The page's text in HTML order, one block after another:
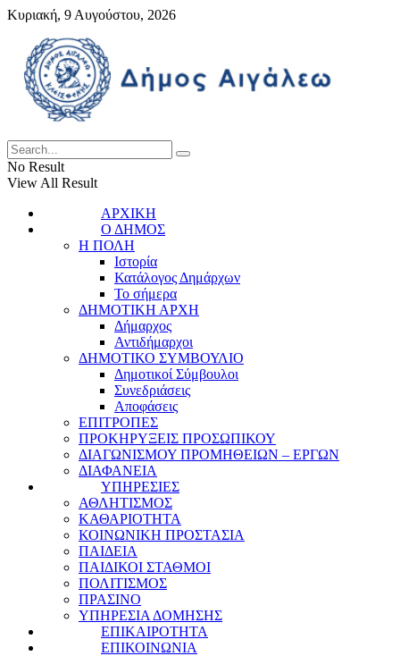
Κυριακή, 9 Αυγούστου, 2026
No Result
View All Result
ΑΡΧΙΚΗ
Ο ΔΗΜΟΣ
Η ΠΟΛΗ
Ιστορία
Κατάλογος Δημάρχων
Το σήμερα
ΔΗΜΟΤΙΚΗ ΑΡΧΗ
Δήμαρχος
Αντιδήμαρχοι
ΔΗΜΟΤΙΚΟ ΣΥΜΒΟΥΛΙΟ
Δημοτικοί Σύμβουλοι
Συνεδριάσεις
Αποφάσεις
ΕΠΙΤΡΟΠΕΣ
ΠΡΟΚΗΡΥΞΕΙΣ ΠΡΟΣΩΠΙΚΟΥ
ΔΙΑΓΩΝΙΣΜΟΥ ΠΡΟΜΗΘΕΙΩΝ – ΕΡΓΩΝ
ΔΙΑΦΑΝΕΙΑ
ΥΠΗΡΕΣΙΕΣ
ΑΘΛΗΤΙΣΜΟΣ
ΚΑΘΑΡΙΟΤΗΤΑ
ΚΟΙΝΩΝΙΚΗ ΠΡΟΣΤΑΣΙΑ
ΠΑΙΔΕΙΑ
ΠΑΙΔΙΚΟΙ ΣΤΑΘΜΟΙ
ΠΟΛΙΤΙΣΜΟΣ
ΠΡΑΣΙΝΟ
ΥΠΗΡΕΣΙΑ ΔΟΜΗΣΗΣ
ΕΠΙΚΑΙΡΟΤΗΤΑ
ΕΠΙΚΟΙΝΩΝΙΑ